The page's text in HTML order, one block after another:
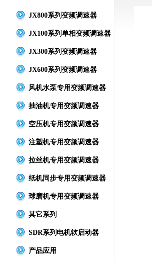
JX800系列变频调速器
JX100系列单相变频调速器
JX300系列变频调速器
JX600系列变频调速器
风机水泵专用变频调速器
抽油机专用变频调速器
空压机专用变频调速器
注塑机专用变频调速器
拉丝机专用变频调速器
纸机同步专用变频调速器
球磨机专用变频调速器
其它系列
SDR系列电机软启动器
产品应用